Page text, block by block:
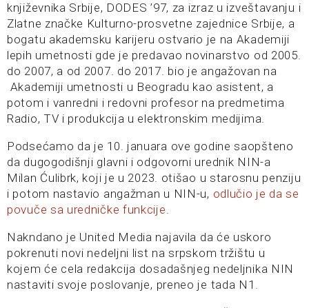
književnika Srbije, DODES ’97, za izraz u izveštavanju i
Zlatne značke Kulturno-prosvetne zajednice Srbije, a
bogatu akademsku karijeru ostvario je na Akademiji
lepih umetnosti gde je predavao novinarstvo od 2005.
do 2007, a od 2007. do 2017. bio je angažovan na
Akademiji umetnosti u Beogradu kao asistent, a
potom i vanredni i redovni profesor na predmetima
Radio, TV i produkcija u elektronskim medijima.
Podsećamo da je 10. januara ove godine saopšteno
da dugogodišnji glavni i odgovorni urednik NIN-a
Milan Ćulibrk, koji je u 2023. otišao u starosnu penziju
i potom nastavio angažman u NIN-u, odlučio je da se
povuče sa uredničke funkcije.
Nakndano je United Media najavila da će uskoro
pokrenuti novi nedeljni list na srpskom tržištu u
kojem će cela redakcija dosadašnjeg nedeljnika NIN
nastaviti svoje poslovanje, preneo je tada N1.